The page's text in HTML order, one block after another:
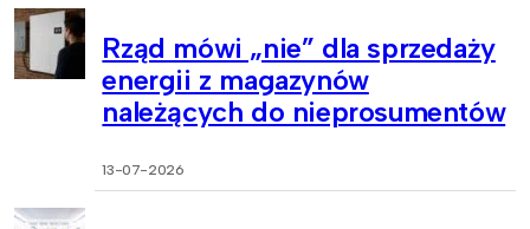
Rząd mówi „nie” dla sprzedaży
energii z magazynów
należących do nieprosumentów
13-07-2026